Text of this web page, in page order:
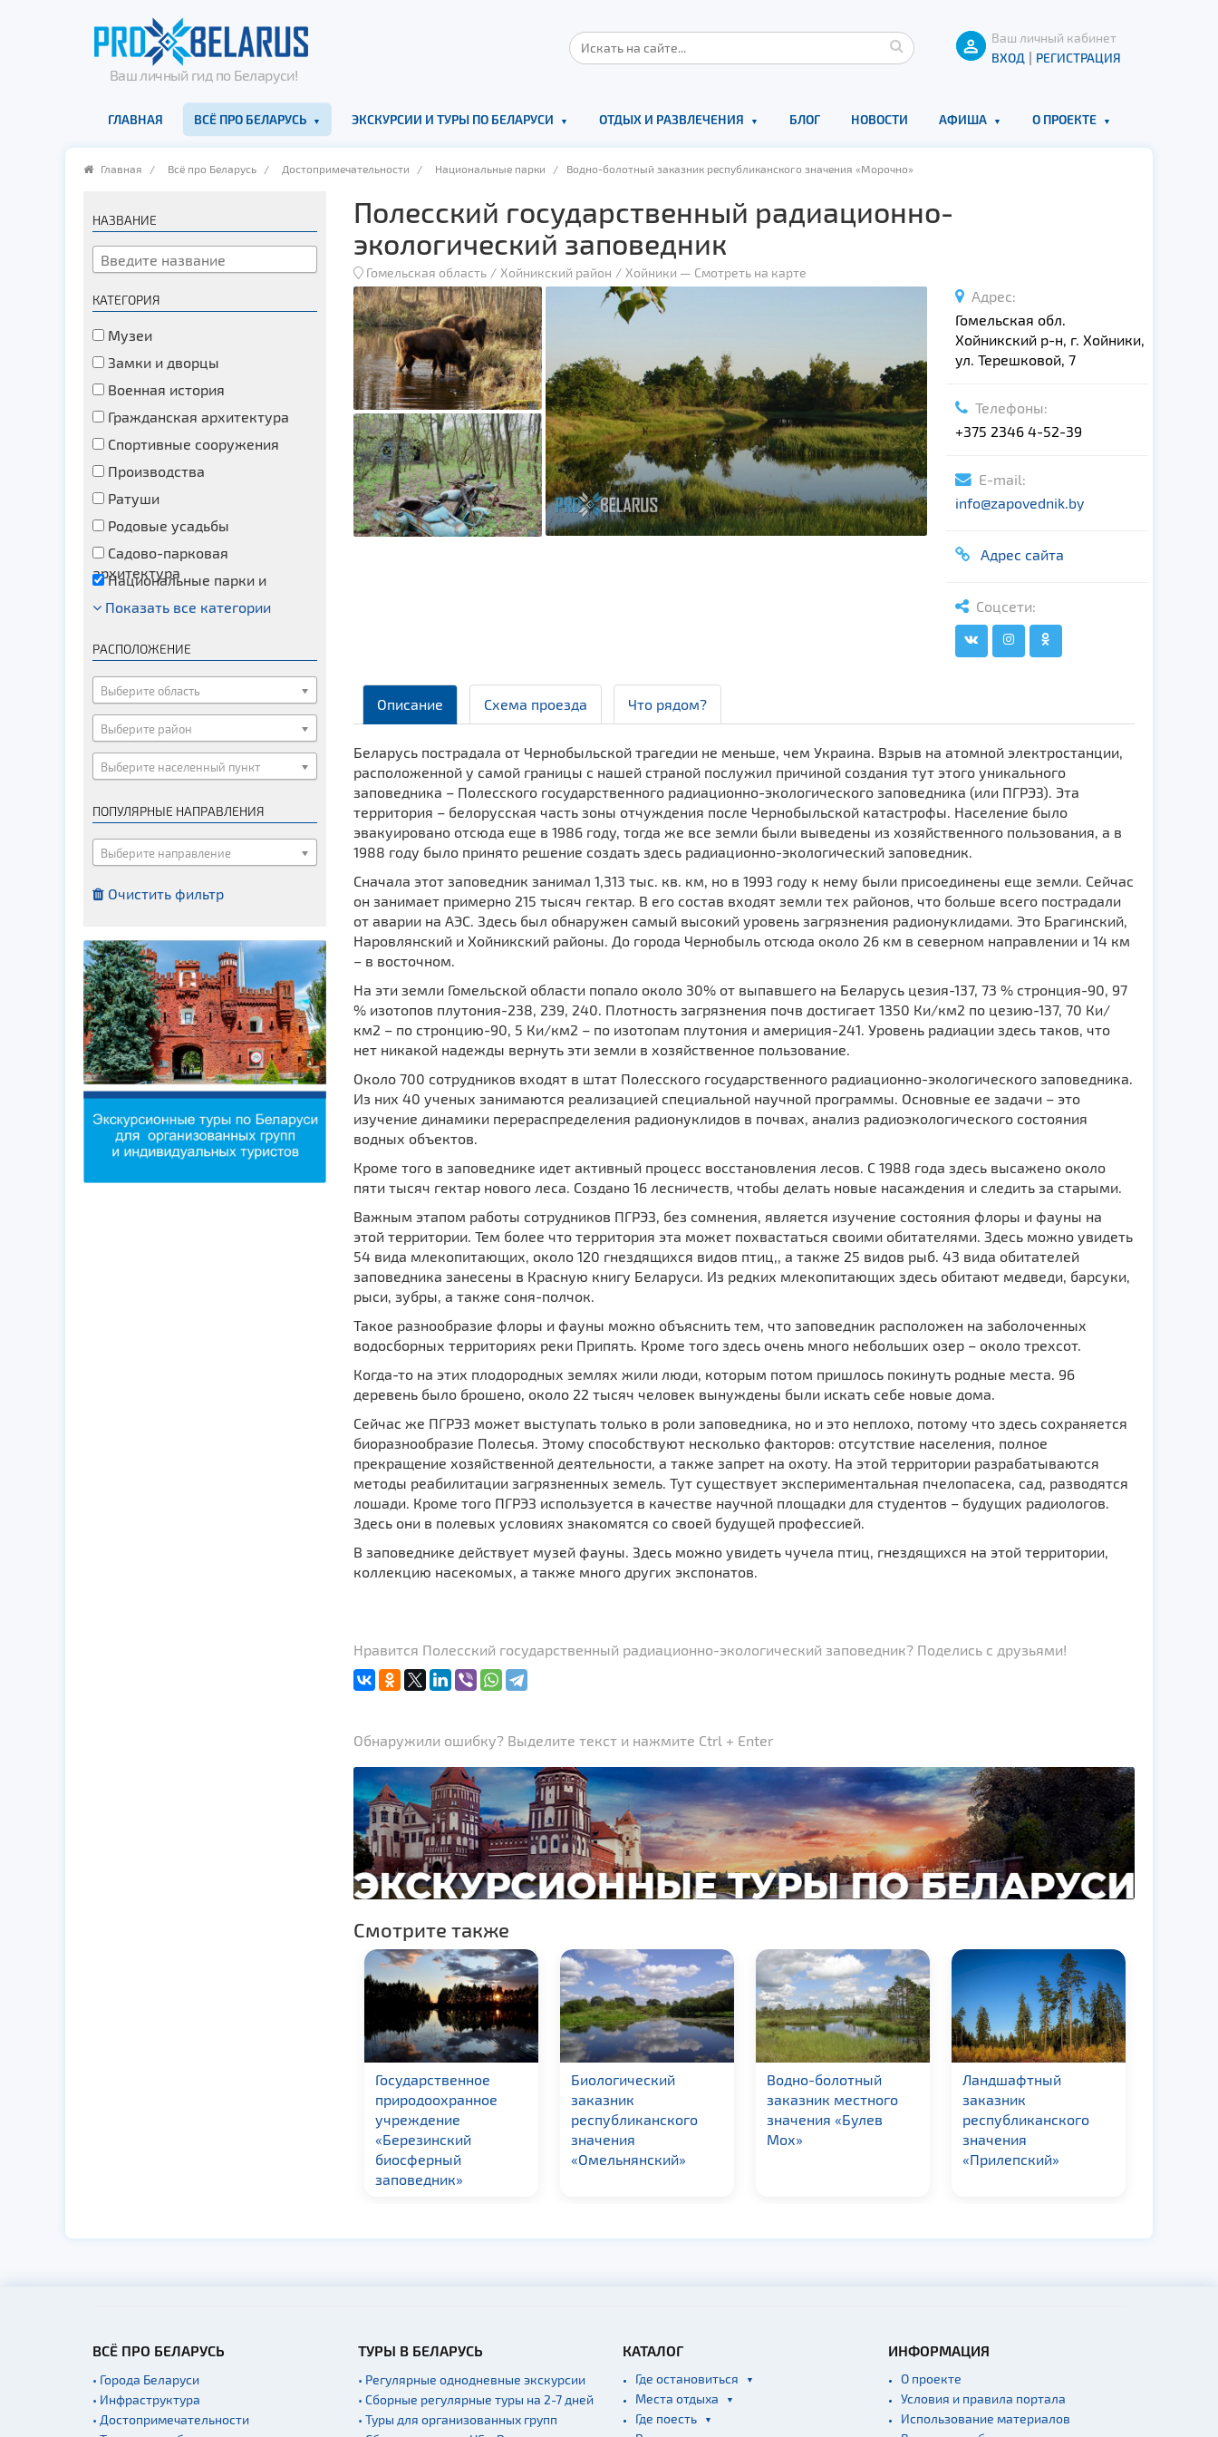
Ваш личный гид по Беларуси!
Ваш личный кабинет
ВХОД | РЕГИСТРАЦИЯ
ГЛАВНАЯ ВСЁ ПРО БЕЛАРУСЬ ЭКСКУРСИИ И ТУРЫ ПО БЕЛАРУСИ ОТДЫХ И РАЗВЛЕЧЕНИЯ БЛОГ НОВОСТИ АФИША О ПРОЕКТЕ
Главная / Всё про Беларусь / Достопримечательности / Национальные парки / Водно-болотный заказник республиканского значения «Морочно»
НАЗВАНИЕ
КАТЕГОРИЯ
Музеи
Замки и дворцы
Военная история
Гражданская архитектура
Спортивные сооружения
Производства
Ратуши
Родовые усадьбы
Садово-парковая
архитектура
Национальные парки и
заказники
Озера и водоемы
Памятники археологии
Памятники геодезии
Памятники природы
Памятники известным людям
Церкви
Костелы
Мечети
Кладбище
Культурные центры
Театры
Галереи
Концертные залы
Показать все категории
РАСПОЛОЖЕНИЕ
Выберите область
Выберите район
Выберите населенный пункт
ПОПУЛЯРНЫЕ НАПРАВЛЕНИЯ
Выберите направление
Очистить фильтр
Полесский государственный радиационно-
экологический заповедник
Гомельская область Хойникский район Хойники — Смотреть на карте
Адрес:
Гомельская обл.
Хойникский р-н, г. Хойники,
ул. Терешковой, 7
Телефоны:
+375 2346 4-52-39
E-mail:
info@zapovednik.by
Адрес сайта
Соцсети:
Описание Схема проезда Что рядом?
Беларусь пострадала от Чернобыльской трагедии не меньше, чем Украина. Взрыв на атомной электростанции,
расположенной у самой границы с нашей страной послужил причиной создания тут этого уникального
заповедника – Полесского государственного радиационно-экологического заповедника (или ПГРЭЗ). Эта
территория – белорусская часть зоны отчуждения после Чернобыльской катастрофы. Население было
эвакуировано отсюда еще в 1986 году, тогда же все земли были выведены из хозяйственного пользования, а в
1988 году было принято решение создать здесь радиационно-экологический заповедник.
Сначала этот заповедник занимал 1,313 тыс. кв. км, но в 1993 году к нему были присоединены еще земли. Сейчас
он занимает примерно 215 тысяч гектар. В его состав входят земли тех районов, что больше всего пострадали
от аварии на АЭС. Здесь был обнаружен самый высокий уровень загрязнения радионуклидами. Это Брагинский,
Наровлянский и Хойникский районы. До города Чернобыль отсюда около 26 км в северном направлении и 14 км
– в восточном.
На эти земли Гомельской области попало около 30% от выпавшего на Беларусь цезия-137, 73 % стронция-90, 97
% изотопов плутония-238, 239, 240. Плотность загрязнения почв достигает 1350 Ки/км2 по цезию-137, 70 Ки/
км2 – по стронцию-90, 5 Ки/км2 – по изотопам плутония и америция-241. Уровень радиации здесь таков, что
нет никакой надежды вернуть эти земли в хозяйственное пользование.
Около 700 сотрудников входят в штат Полесского государственного радиационно-экологического заповедника.
Из них 40 ученых занимаются реализацией специальной научной программы. Основные ее задачи – это
изучение динамики перераспределения радионуклидов в почвах, анализ радиоэкологического состояния
водных объектов.
Кроме того в заповеднике идет активный процесс восстановления лесов. С 1988 года здесь высажено около
пяти тысяч гектар нового леса. Создано 16 лесничеств, чтобы делать новые насаждения и следить за старыми.
Важным этапом работы сотрудников ПГРЭЗ, без сомнения, является изучение состояния флоры и фауны на
этой территории. Тем более что территория эта может похвастаться своими обитателями. Здесь можно увидеть
54 вида млекопитающих, около 120 гнездящихся видов птиц,, а также 25 видов рыб. 43 вида обитателей
заповедника занесены в Красную книгу Беларуси. Из редких млекопитающих здесь обитают медведи, барсуки,
рыси, зубры, а также соня-полчок.
Такое разнообразие флоры и фауны можно объяснить тем, что заповедник расположен на заболоченных
водосборных территориях реки Припять. Кроме того здесь очень много небольших озер – около трехсот.
Когда-то на этих плодородных землях жили люди, которым потом пришлось покинуть родные места. 96
деревень было брошено, около 22 тысяч человек вынуждены были искать себе новые дома.
Сейчас же ПГРЭЗ может выступать только в роли заповедника, но и это неплохо, потому что здесь сохраняется
биоразнообразие Полесья. Этому способствуют несколько факторов: отсутствие населения, полное
прекращение хозяйственной деятельности, а также запрет на охоту. На этой территории разрабатываются
методы реабилитации загрязненных земель. Тут существует экспериментальная пчелопасека, сад, разводятся
лошади. Кроме того ПГРЭЗ используется в качестве научной площадки для студентов – будущих радиологов.
Здесь они в полевых условиях знакомятся со своей будущей профессией.
В заповеднике действует музей фауны. Здесь можно увидеть чучела птиц, гнездящихся на этой территории,
коллекцию насекомых, а также много других экспонатов.
Нравится Полесский государственный радиационно-экологический заповедник? Поделись с друзьями!
Обнаружили ошибку? Выделите текст и нажмите Ctrl + Enter
Смотрите также
Государственное
природоохранное
учреждение
«Березинский
биосферный
заповедник»
Биологический
заказник
республиканского
значения
«Омельнянский»
Водно-болотный
заказник местного
значения «Булев
Мох»
Ландшафтный
заказник
республиканского
значения
«Прилепский»
ВСЁ ПРО БЕЛАРУСЬ
• Города Беларуси
• Инфраструктура
• Достопримечательности
ТУРЫ В БЕЛАРУСЬ
• Регулярные однодневные экскурсии
• Сборные регулярные туры на 2-7 дней
• Туры для организованных групп
КАТАЛОГ
Где остановиться
Места отдыха
Где поесть
ИНФОРМАЦИЯ
О проекте
Условия и правила портала
Использование материалов